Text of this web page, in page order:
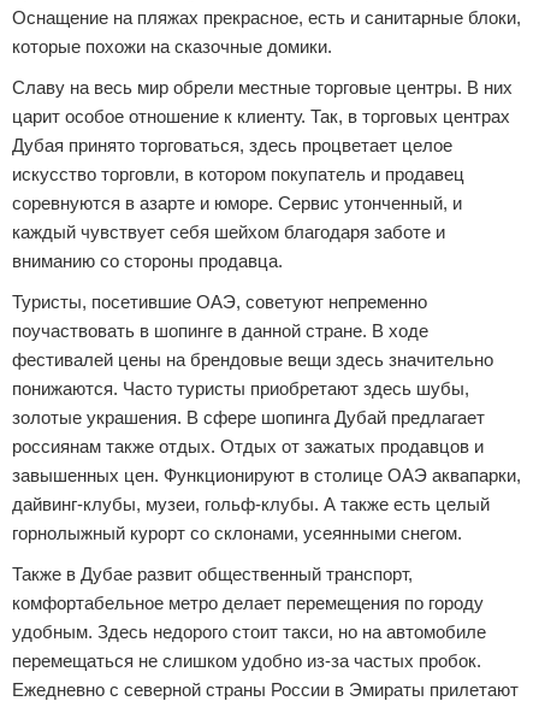
Оснащение на пляжах прекрасное, есть и санитарные блоки,
которые похожи на сказочные домики.
Славу на весь мир обрели местные торговые центры. В них
царит особое отношение к клиенту. Так, в торговых центрах
Дубая принято торговаться, здесь процветает целое
искусство торговли, в котором покупатель и продавец
соревнуются в азарте и юморе. Сервис утонченный, и
каждый чувствует себя шейхом благодаря заботе и
вниманию со стороны продавца.
Туристы, посетившие ОАЭ, советуют непременно
поучаствовать в шопинге в данной стране. В ходе
фестивалей цены на брендовые вещи здесь значительно
понижаются. Часто туристы приобретают здесь шубы,
золотые украшения. В сфере шопинга Дубай предлагает
россиянам также отдых. Отдых от зажатых продавцов и
завышенных цен. Функционируют в столице ОАЭ аквапарки,
дайвинг-клубы, музеи, гольф-клубы. А также есть целый
горнолыжный курорт со склонами, усеянными снегом.
Также в Дубае развит общественный транспорт,
комфортабельное метро делает перемещения по городу
удобным. Здесь недорого стоит такси, но на автомобиле
перемещаться не слишком удобно из-за частых пробок.
Ежедневно с северной страны России в Эмираты прилетают